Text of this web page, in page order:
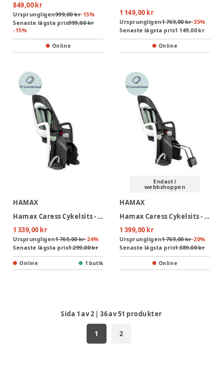
849,00 kr
Ursprungligen999,00 kr-15%
Senaste lägsta pris999,00 kr
-15%
Online
1 149,00 kr
Ursprungligen1 769,00 kr-35%
Senaste lägsta pris1 149,00 kr
Online
HAMAX
Hamax Caress Cykelsits - White/Mint Green
1 339,00 kr
Ursprungligen1 769,00 kr-24%
Senaste lägsta pris1 299,00 kr
Online 1 butik
Endast i
webbshoppen
HAMAX
Hamax Caress Cykelsits - White/Mint Green
1 399,00 kr
Ursprungligen1 769,00 kr-20%
Senaste lägsta pris1 389,00 kr
Online
Sida 1av2 |36av51 produkter
1 2